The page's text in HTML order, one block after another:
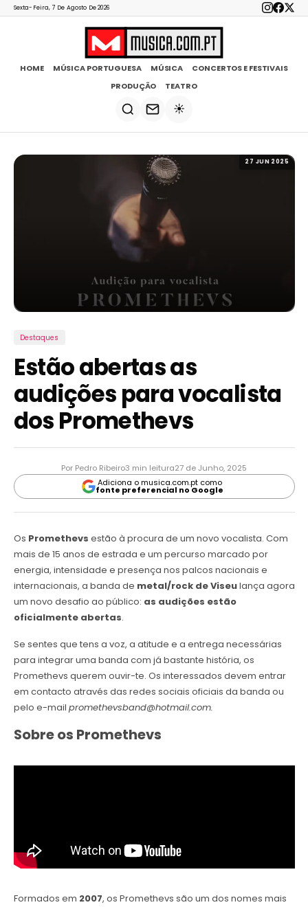
Sexta-Feira, 7 De Agosto De 2026
HOME MÚSICA PORTUGUESA MÚSICA
CONCERTOS E FESTIVAIS
PRODUÇÃO
TEATRO
☀️
27 JUN 2025
Destaques
Estão abertas as
audições para vocalista
dos Promethevs
Por Pedro Ribeiro3 min leitura27 de Junho, 2025
Adiciona o musica.com.pt como
fonte preferencial no Google
Os Promethevs estão à procura de um novo vocalista. Com
mais de 15 anos de estrada e um percurso marcado por
energia, intensidade e presença nos palcos nacionais e
internacionais, a banda de metal/rock de Viseulança agora
um novo desafio ao público: as audições estão
oficialmente abertas.
Se sentes que tens a voz, a atitude e a entrega necessárias
para integrar uma banda com já bastante história, os
Promethevs querem ouvir-te. Os interessados devem entrar
em contacto através das redes sociais oficiais da banda ou
pelo e-mail promethevsband@hotmail.com.
Sobre os Promethevs
Formados em 2007, os Promethevs são um dos nomes mais